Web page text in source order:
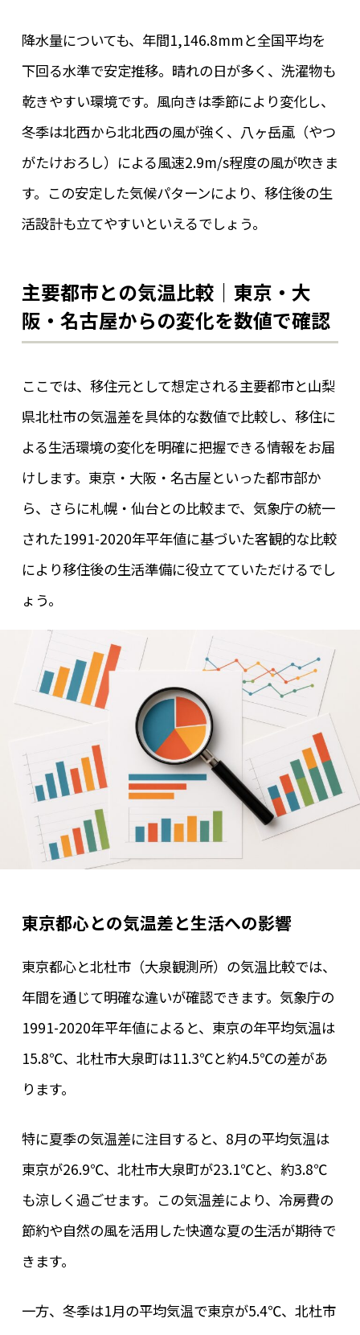
降水量についても、年間1,146.8mmと全国平均を
下回る水準で安定推移。晴れの日が多く、洗濯物も
乾きやすい環境です。風向きは季節により変化し、
冬季は北西から北北西の風が強く、八ヶ岳颪（やつ
がたけおろし）による風速2.9m/s程度の風が吹きま
す。この安定した気候パターンにより、移住後の生
活設計も立てやすいといえるでしょう。
主要都市との気温比較｜東京・大
阪・名古屋からの変化を数値で確認
ここでは、移住元として想定される主要都市と山梨
県北杜市の気温差を具体的な数値で比較し、移住に
よる生活環境の変化を明確に把握できる情報をお届
けします。東京・大阪・名古屋といった都市部か
ら、さらに札幌・仙台との比較まで、気象庁の統一
された1991-2020年平年値に基づいた客観的な比較
により移住後の生活準備に役立てていただけるでし
ょう。
東京都心との気温差と生活への影響
東京都心と北杜市（大泉観測所）の気温比較では、
年間を通じて明確な違いが確認できます。気象庁の
1991-2020年平年値によると、東京の年平均気温は
15.8℃、北杜市大泉町は11.3℃と約4.5℃の差があ
ります。
特に夏季の気温差に注目すると、8月の平均気温は
東京が26.9℃、北杜市大泉町が23.1℃と、約3.8℃
も涼しく過ごせます。この気温差により、冷房費の
節約や自然の風を活用した快適な夏の生活が期待で
きます。
一方、冬季は1月の平均気温で東京が5.4℃、北杜市